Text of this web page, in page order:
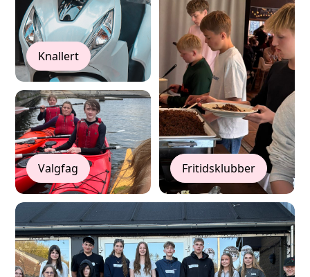
Knallert
Fritidsklubber
Valgfag